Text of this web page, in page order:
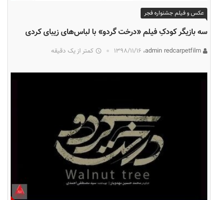
عکس و فیلم جشنواره فجر
سه بازیگر کودکِ فیلم «درخت گردو» با لباس‌های زیبای کردی
۱۳۹۸/۱۱/۱۶ کمتر از یک دقیقه